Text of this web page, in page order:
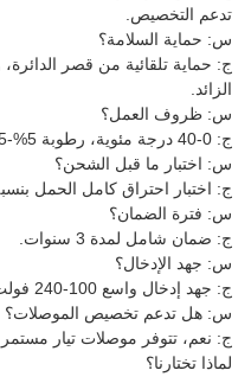
تدعم التخصيص.
س: حماية السلامة؟
ج: حماية تلقائية من قصر الدائرة،
الزائد.
س: ظروف العمل؟
ج: 0-40 درجة مئوية، رطوبة 5%-95% رطوبة نسبية.
س: اختبار ما قبل الشحن؟
ج: اختبار احتراق كامل الحمل بنسبة 100%، بدء التشغيل <3
س: فترة الضمان؟
ج: ضمان شامل لمدة 3 سنوات.
س: جهد الإدخال؟
ج: جهد إدخال واسع 100-240 فولت تيار متردد للأسواق العالمية.
س: هل تدعم تخصيص الموصلات؟
ج: نعم، تتوفر موصلات تيار
لماذا تختارنا؟